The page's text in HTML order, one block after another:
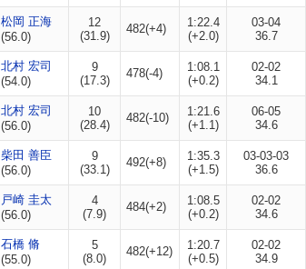
松岡 正海
(56.0)
12
(31.9)
482(+4)
1:22.4
(+2.0)
03-04
36.7
北村 宏司
(54.0)
9
(17.3)
478(-4)
1:08.1
(+0.2)
02-02
34.1
北村 宏司
(56.0)
10
(28.4)
482(-10)
1:21.6
(+1.1)
06-05
34.6
柴田 善臣
(56.0)
9
(33.1)
492(+8)
1:35.3
(+1.5)
03-03-03
36.6
戸崎 圭太
(56.0)
4
(7.9)
484(+2)
1:08.5
(+0.2)
02-02
34.6
石橋 脩
(55.0)
5
(8.0)
482(+12)
1:20.7
(+0.5)
02-02
34.9